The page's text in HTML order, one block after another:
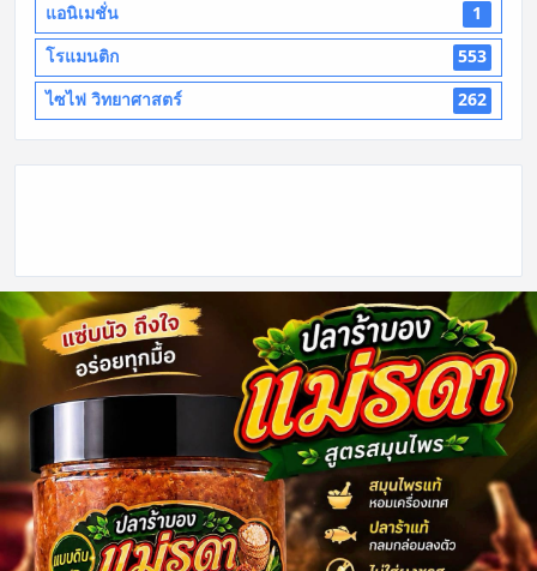
แอนิเมชั่น
1
โรแมนติก
553
ไซไฟ วิทยาศาสตร์
262